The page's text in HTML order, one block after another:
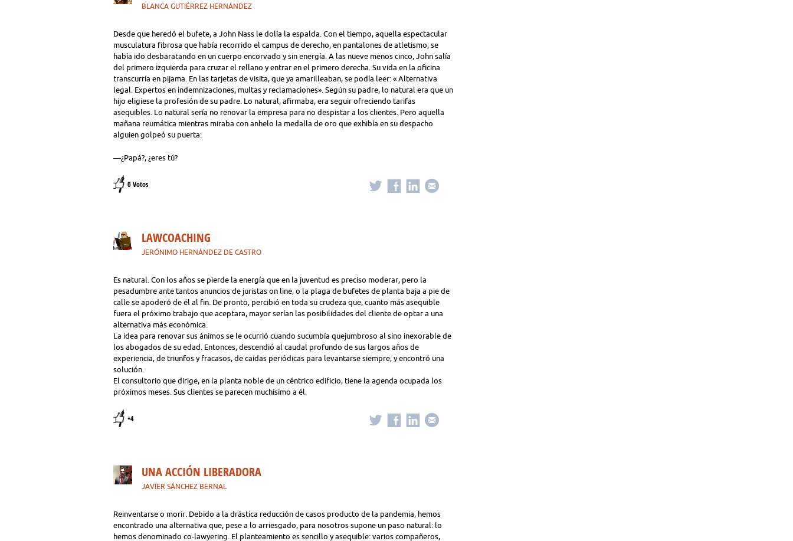
BLANCA GUTIÉRREZ HERNÁNDEZ
Desde que heredó el bufete, a John Nass le dolía la espalda. Con el tiempo, aquella espectacular
musculatura fibrosa que había recorrido el campus de derecho, en pantalones de atletismo, se
había ido desbaratando en un cuerpo encorvado y sin energía. A las nueve menos cinco, John salía
del primero izquierda para cruzar el rellano y entrar en el primero derecha. Su vida en la oficina
transcurría en pijama. En las tarjetas de visita, que ya amarilleaban, se podía leer: « Alternativa
legal. Expertos en indemnizaciones, multas y reclamaciones». Según su padre, lo natural era que un
hijo eligiese la profesión de su padre. Lo natural, afirmaba, era seguir ofreciendo tarifas
asequibles. Lo natural sería no renovar la empresa para no despistar a los clientes. Pero aquella
mañana reumática mientras miraba con anhelo la medalla de oro que exhibía en su despacho
alguien golpeó su puerta:
—¿Papá?, ¿eres tú?
0 Votos
LAWCOACHING
JERÓNIMO HERNÁNDEZ DE CASTRO
Es natural. Con los años se pierde la energía que en la juventud es preciso moderar, pero la
pesadumbre ante tantos anuncios de juristas on line, o la plaga de bufetes de planta baja a pie de
calle se apoderó de él al fin. De pronto, percibió en toda su crudeza que, cuanto más asequible
fuera el próximo trabajo que aceptara, mayor serían las posibilidades del cliente de optar a una
alternativa más económica.
La idea para renovar sus ánimos se le ocurrió cuando sucumbía quejumbroso al sino inexorable de
los abogados de su edad. Entonces, descendió al caudal profundo de sus largos años de
experiencia, de triunfos y fracasos, de caídas periódicas para levantarse siempre, y encontró una
solución.
El consultorio que dirige, en la planta noble de un céntrico edificio, tiene la agenda ocupada los
próximos meses. Sus clientes se parecen muchísimo a él.
+4
UNA ACCIÓN LIBERADORA
JAVIER SÁNCHEZ BERNAL
Reinventarse o morir. Debido a la drástica reducción de casos producto de la pandemia, hemos
encontrado una alternativa que, pese a lo arriesgado, para nosotros supone un paso natural: lo
hemos denominado co-lawyering. El planteamiento es sencillo y asequible: varios compañeros,